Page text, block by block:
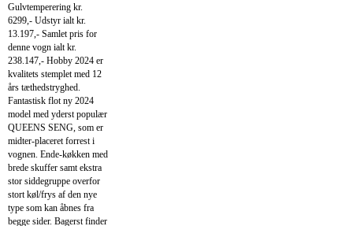
Gulvtemperering kr.
6299,- Udstyr ialt kr.
13.197,- Samlet pris for
denne vogn ialt kr.
238.147,- Hobby 2024 er
kvalitets stemplet med 12
års tæthedstryghed.
Fantastisk flot ny 2024
model med yderst populær
QUEENS SENG, som er
midter-placeret forrest i
vognen. Ende-køkken med
brede skuffer samt ekstra
stor siddegruppe overfor
stort køl/frys af den nye
type som kan åbnes fra
begge sider. Bagerst finder